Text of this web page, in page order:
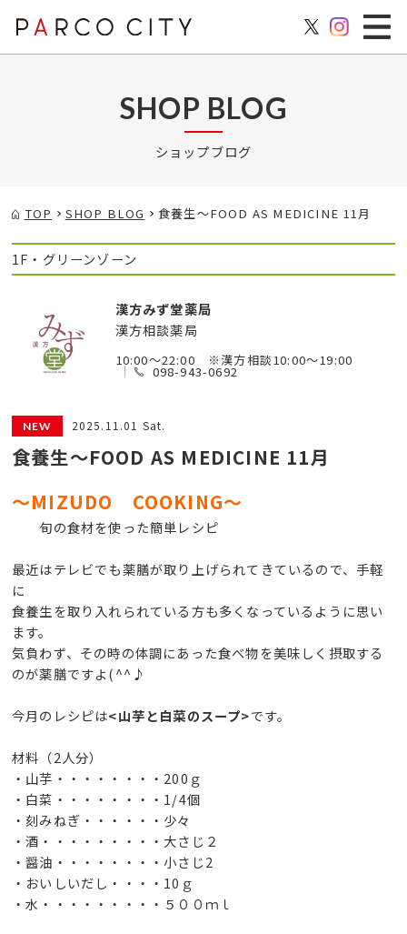
SHOP BLOG
ショップブログ
TOP SHOP BLOG 食養生～FOOD AS MEDICINE 11月
1F・グリーンゾーン
漢方みず堂薬局
漢方相談薬局
10:00～22:00 ※漢方相談10:00～19:00
098-943-0692
2025.11.01 Sat.
食養生～FOOD AS MEDICINE 11月
～MIZUDO COOKING～
旬の食材を使った簡単レシピ
最近はテレビでも薬膳が取り上げられてきているので、手軽
に
食養生を取り入れられている方も多くなっているように思い
ます。
気負わず、その時の体調にあった食べ物を美味しく摂取する
のが薬膳ですよ(^^♪
今月のレシピは<山芋と白菜のスープ>です。
材料（2人分）
・山芋・・・・・・・・200ｇ
・白菜・・・・・・・・1/4個
・刻みねぎ・・・・・・少々
・酒・・・・・・・・・大さじ２
・醤油・・・・・・・・小さじ2
・おいしいだし・・・・10ｇ
・水・・・・・・・・・５００ｍｌ